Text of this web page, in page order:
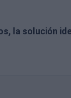
la solución